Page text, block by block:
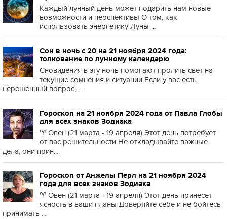
Каждый лунный день может подарить нам новые
возможности и перспективы О том, как
использовать энергетику Луны ...
Сон в ночь с 20 на 21 ноября 2024 года:
толкование по лунному календарю
Сновидения в эту ночь помогают пролить свет на
текущие сомнения и ситуации Если у вас есть
нерешённый вопрос, ...
Гороскоп на 21 ноября 2024 года от Павла Глобы
для всех знаков Зодиака
♈️ Овен (21 марта - 19 апреля) Этот день потребует
от вас решительности Не откладывайте важные
дела, они прин...
Гороскоп от Анжелы Перл на 21 ноября 2024
года для всех знаков Зодиака
♈️ Овен (21 марта - 19 апреля) Этот день принесет
ясность в ваши планы Доверяйте себе и не бойтесь
принимать ...